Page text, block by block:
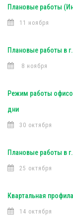
Плановые работы
11 ноября
Плановые работы в
8 ноября
Режим работы
дни
30 октября
Плановые работы в
25 октября
Квартальная
14 октября